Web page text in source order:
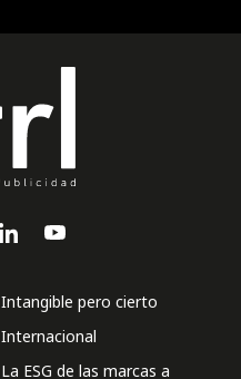
Intangible pero cierto
Internacional
La ESG de las marcas a